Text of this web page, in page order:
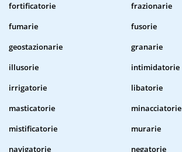
fortificatorie
frazionarie
fumarie
fusorie
geostazionarie
granarie
illusorie
intimidatorie
irrigatorie
libatorie
masticatorie
minacciatorie
mistificatorie
murarie
navigatorie
negatorie